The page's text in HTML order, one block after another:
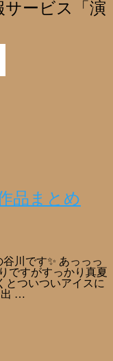
サービス「演
品まとめ
川です✨ あっっっ
ですがすっかり真夏
とついついアイスに
出 …